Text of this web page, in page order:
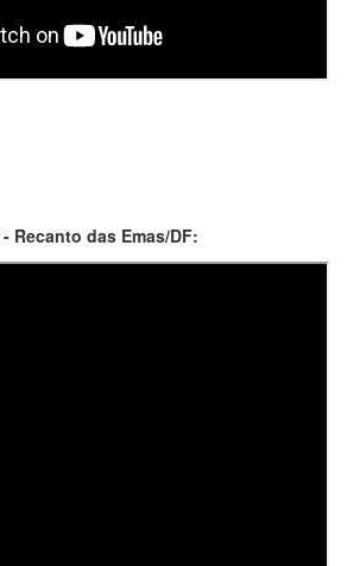
Recanto das Emas/DF: